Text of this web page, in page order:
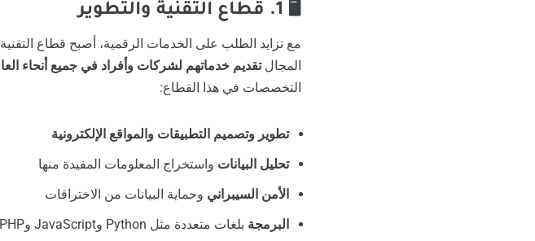
🖥 1. قطاع التقنية والتطوير
مع تزايد الطلب على الخدمات الرقمية، أصبح قطاع
المجالتقديم خدماتهم لشركات وأفراد في جميع أنحاء
التخصصات في هذا القطاع:
تطوير وتصميم التطبيقات والمواقع الإلكترونية
تحليل البيانات واستخراج المعلومات المفيدة منها
الأمن السيبراني وحماية البيانات من الاختراقات
البرمجة بلغات متعددة مثل Python وJavaScript وPHP